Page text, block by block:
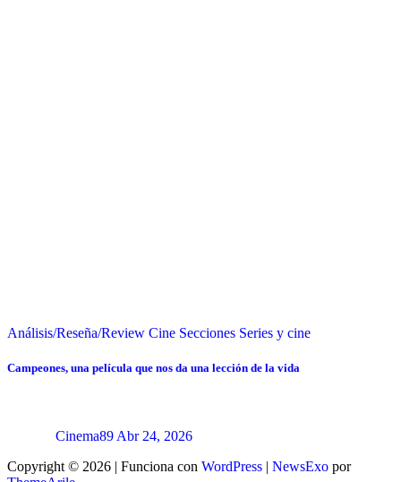
Análisis/Reseña/Review Cine Secciones Series y cine
Campeones, una película que nos da una lección de la vida
Cinema89 Abr 24, 2026
Copyright © 2026 | Funciona con WordPress | NewsExo por